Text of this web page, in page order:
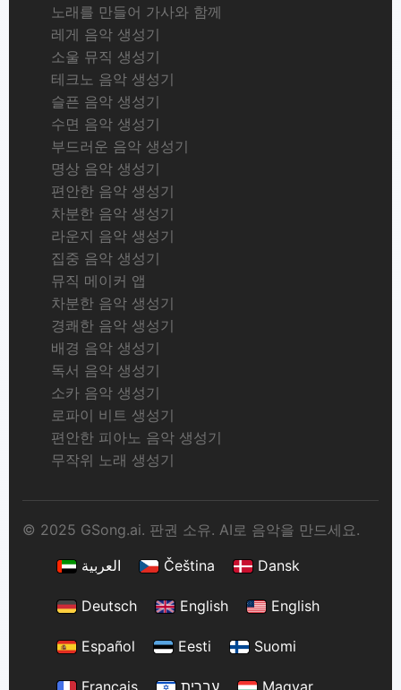
노래를 만들어 가사와 함께
레게 음악 생성기
소울 뮤직 생성기
테크노 음악 생성기
슬픈 음악 생성기
수면 음악 생성기
부드러운 음악 생성기
명상 음악 생성기
편안한 음악 생성기
차분한 음악 생성기
라운지 음악 생성기
집중 음악 생성기
뮤직 메이커 앱
차분한 음악 생성기
경쾌한 음악 생성기
배경 음악 생성기
독서 음악 생성기
소카 음악 생성기
로파이 비트 생성기
편안한 피아노 음악 생성기
무작위 노래 생성기
© 2025 GSong.ai. 판권 소유. AI로 음악을 만드세요.
العربية
Čeština Dansk
Deutsch English English
Español Eesti Suomi